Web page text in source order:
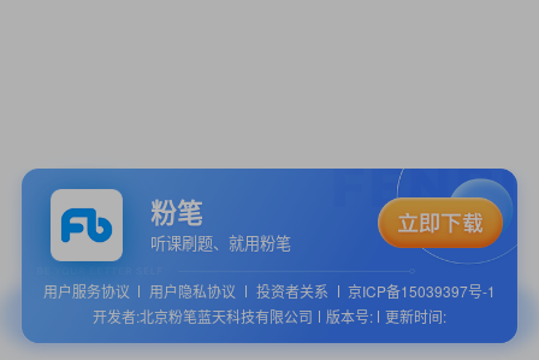
粉笔
听课刷题、就用粉笔
用户服务协议 用户隐私协议 投资者关系
京ICP备15039397号-1
开发者:北京粉笔蓝天科技有限公司
版本号: 更新时间: